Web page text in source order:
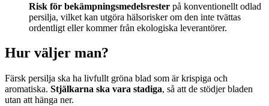
Risk för bekämpningsmedelsrester på konventionellt odlad
persilja, vilket kan utgöra hälsorisker om den inte tvättas
ordentligt eller kommer från ekologiska leverantörer.
Hur väljer man?
Färsk persilja ska ha livfullt gröna blad som är krispiga och
aromatiska. Stjälkarna ska vara stadiga, så att de stödjer bladen
utan att hänga ner.